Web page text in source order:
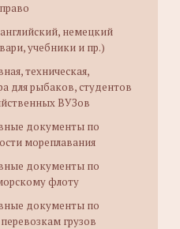
немецкий
учебники и пр.)
техническая,
для рыбаков, студентов
ВУЗов
документы по
мореплавания
документы по
флоту
документы по
грузов